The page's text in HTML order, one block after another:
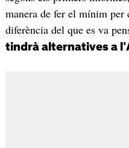
manera de fer el mínim
diferència del que es va
tindrà alternatives a